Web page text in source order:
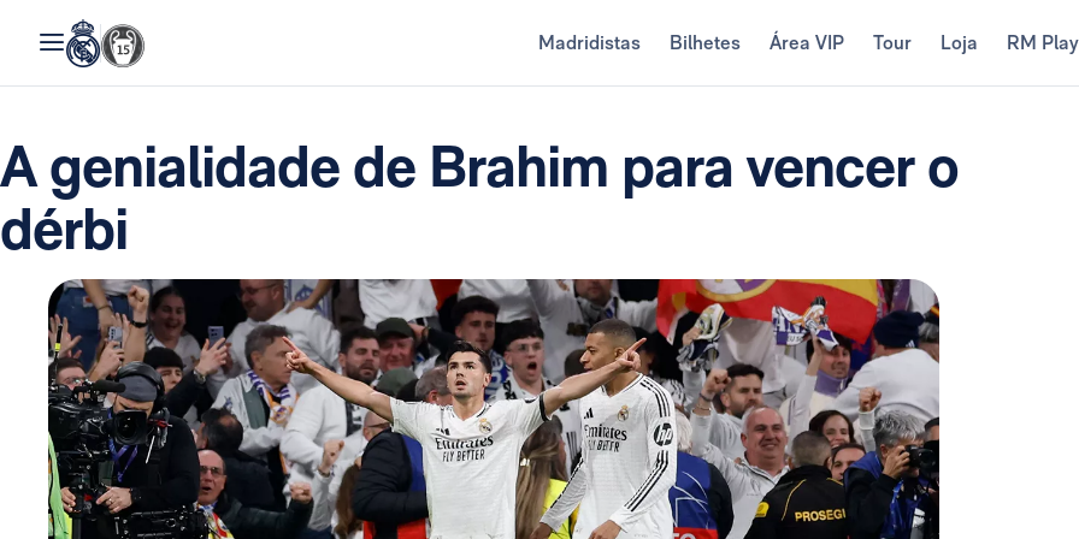
Madridistas Bilhetes Área VIP Tour Loja RM Play
A genialidade de Brahim para vencer o
dérbi